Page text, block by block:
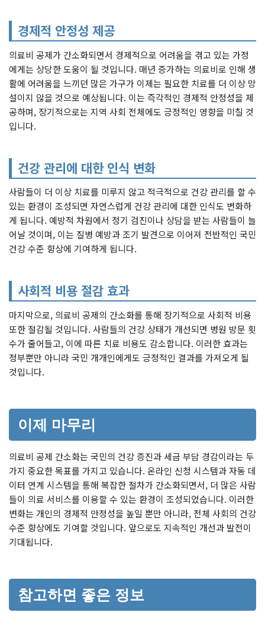
경제적 안정성 제공
의료비 공제가 간소화되면서 경제적으로 어려움을 겪고 있는 가정
에게는 상당한 도움이 될 것입니다. 매년 증가하는 의료비로 인해 생
활에 어려움을 느끼던 많은 가구가 이제는 필요한 치료를 더 이상 망
설이지 않을 것으로 예상됩니다. 이는 즉각적인 경제적 안정성을 제
공하며, 장기적으로는 지역 사회 전체에도 긍정적인 영향을 미칠 것
입니다.
건강 관리에 대한 인식 변화
사람들이 더 이상 치료를 미루지 않고 적극적으로 건강 관리를 할 수
있는 환경이 조성되면 자연스럽게 건강 관리에 대한 인식도 변화하
게 됩니다. 예방적 차원에서 정기 검진이나 상담을 받는 사람들이 늘
어날 것이며, 이는 질병 예방과 조기 발견으로 이어져 전반적인 국민
건강 수준 향상에 기여하게 됩니다.
사회적 비용 절감 효과
마지막으로, 의료비 공제의 간소화를 통해 장기적으로 사회적 비용
또한 절감될 것입니다. 사람들의 건강 상태가 개선되면 병원 방문 횟
수가 줄어들고, 이에 따른 치료 비용도 감소합니다. 이러한 효과는
정부뿐만 아니라 국민 개개인에게도 긍정적인 결과를 가져오게 될
것입니다.
이제 마무리
의료비 공제 간소화는 국민의 건강 증진과 세금 부담 경감이라는 두
가지 중요한 목표를 가지고 있습니다. 온라인 신청 시스템과 자동 데
이터 연계 시스템을 통해 복잡한 절차가 간소화되면서, 더 많은 사람
들이 의료 서비스를 이용할 수 있는 환경이 조성되었습니다. 이러한
변화는 개인의 경제적 안정성을 높일 뿐만 아니라, 전체 사회의 건강
수준 향상에도 기여할 것입니다. 앞으로도 지속적인 개선과 발전이
기대됩니다.
참고하면 좋은 정보